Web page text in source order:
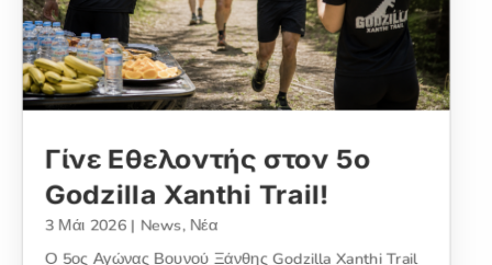
Γίνε Εθελοντής στον 5ο
Godzilla Xanthi Trail!
3 Μάι 2026| News, Νέα
Ο 5ος Αγώνας Βουνού Ξάνθης Godzilla Xanthi Trail